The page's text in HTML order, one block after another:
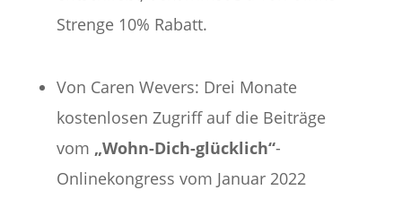
Strenge 10% Rabatt.
Von Caren Wevers: Drei Monate
kostenlosen Zugriff auf die Beiträge
vom „Wohn-Dich-glücklich“-
Onlinekongress vom Januar 2022